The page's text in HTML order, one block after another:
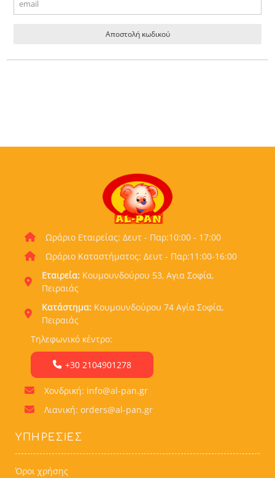
Ωράριο Εταιρείας: Δευτ - Παρ:10:00 - 17:00
Ωράριο Καταστήματος: Δευτ - Παρ:11:00-16:00
Εταιρεία: Κουμουνδούρου 53, Αγια Σοφία,
Πειραιάς
Κατάστημα: Κουμουνδούρου 74 Αγία Σοφία,
Πειραιάς
Τηλεφωνικό κέντρο:
+30 2104901278
Χονδρική: info@al-pan.gr
Λιανική: orders@al-pan.gr
ΥΠΗΡΕΣΊΕΣ
Όροι χρήσης